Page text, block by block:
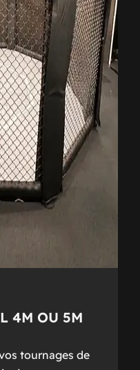
4M OU 5M
tournages de